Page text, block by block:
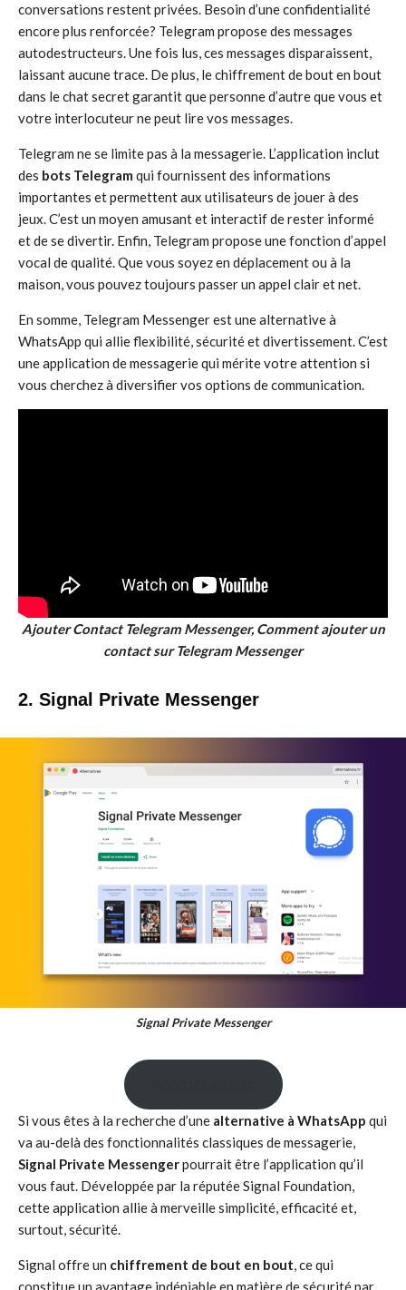
conversations restent privées. Besoin d’une confidentialité
encore plus renforcée? Telegram propose des messages
autodestructeurs. Une fois lus, ces messages disparaissent,
laissant aucune trace. De plus, le chiffrement de bout en bout
dans le chat secret garantit que personne d’autre que vous et
votre interlocuteur ne peut lire vos messages.
Telegram ne se limite pas à la messagerie. L’application inclut
des bots Telegram qui fournissent des informations
importantes et permettent aux utilisateurs de jouer à des
jeux. C’est un moyen amusant et interactif de rester informé
et de se divertir. Enfin, Telegram propose une fonction d’appel
vocal de qualité. Que vous soyez en déplacement ou à la
maison, vous pouvez toujours passer un appel clair et net.
En somme, Telegram Messenger est une alternative à
WhatsApp qui allie flexibilité, sécurité et divertissement. C’est
une application de messagerie qui mérite votre attention si
vous cherchez à diversifier vos options de communication.
Ajouter Contact Telegram Messenger, Comment ajouter un
contact sur Telegram Messenger
2. Signal Private Messenger
Signal Private Messenger
Si vous êtes à la recherche d’une alternative à WhatsApp qui
va au-delà des fonctionnalités classiques de messagerie,
Signal Private Messengerpourrait être l’application qu’il
vous faut. Développée par la réputée Signal Foundation,
cette application allie à merveille simplicité, efficacité et,
surtout, sécurité.
Signal offre un chiffrement de bout en bout , ce qui
constitue un avantage indéniable en matière de sécurité par